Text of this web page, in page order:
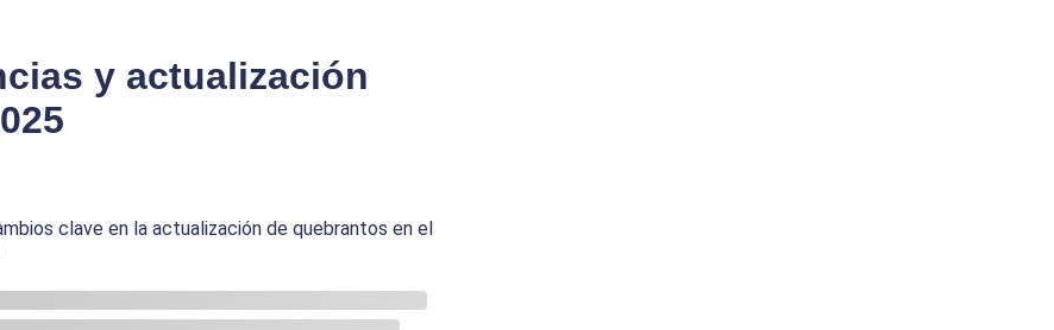
y actualización
clave en la actualización de quebrantos en el